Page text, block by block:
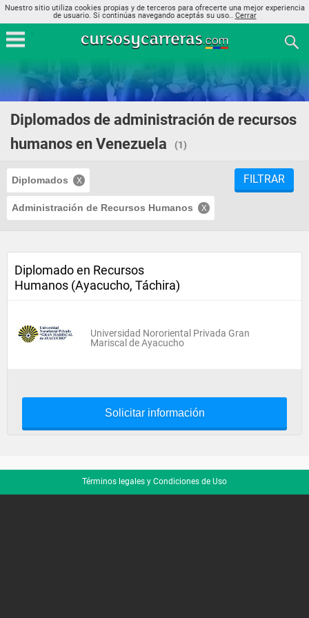
Nuestro sitio utiliza cookies propias y de terceros para ofrecerte una mejor experiencia
de usuario. Si continúas navegando aceptás su uso.. Cerrar
Diplomados de administración de recursos
humanos en Venezuela
(1)
Diplomados
Administración de Recursos Humanos
FILTRAR
Diplomado en Recursos
Humanos (Ayacucho, Táchira)
Universidad Nororiental Privada Gran
Mariscal de Ayacucho
Solicitar información
Términos legales y Condiciones de Uso